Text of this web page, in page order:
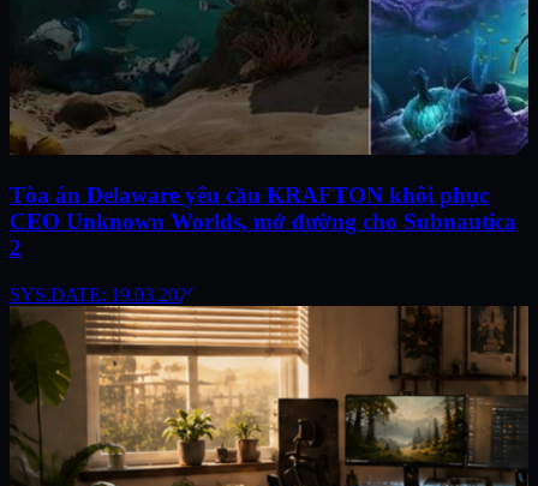
Tòa án Delaware yêu cầu KRAFTON khôi phục
CEO Unknown Worlds, mở đường cho Subnautica
2
SYS.DATE: 19.03.2026